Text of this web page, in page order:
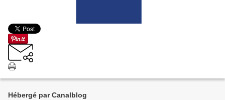
Hébergé par Canalblog